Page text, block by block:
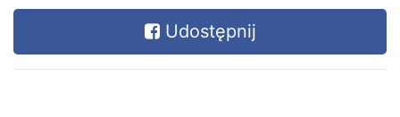
Udostępnij